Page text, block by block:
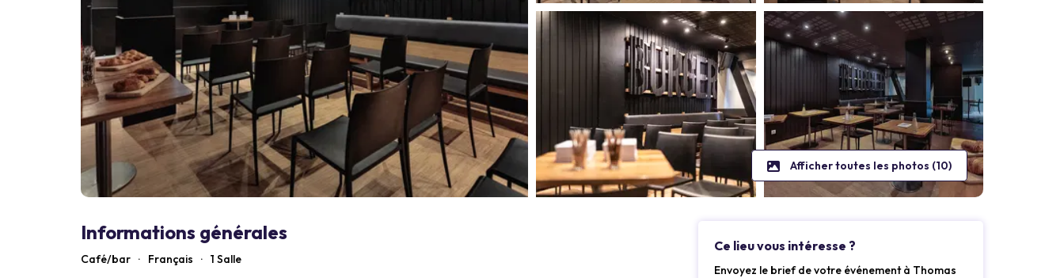
Afficher toutes les photos (10)
Informations générales
Café/bar · Français · 1 Salle
Ce lieu vous intéresse ?
Envoyez le brief de votre événement à Thomas